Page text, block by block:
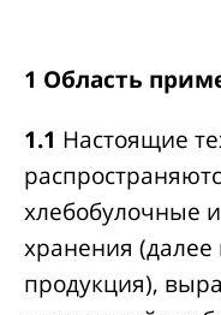
1 Область
1.1 Настоящие
хлебобулочные
хранения (далее
продукция),